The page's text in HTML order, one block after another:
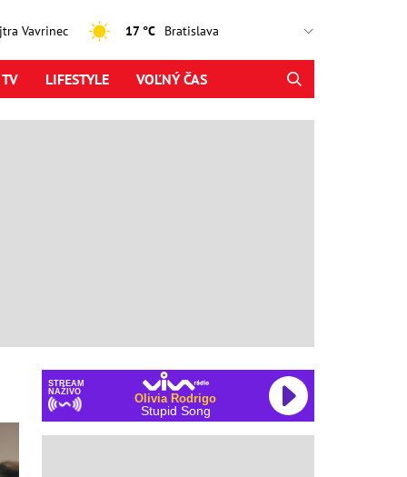
Vavrinec 17 °C
LIFESTYLE VOĽNÝ ČAS
STREAM
NAŽIVO
Olivia Rodrigo
Stupid Song